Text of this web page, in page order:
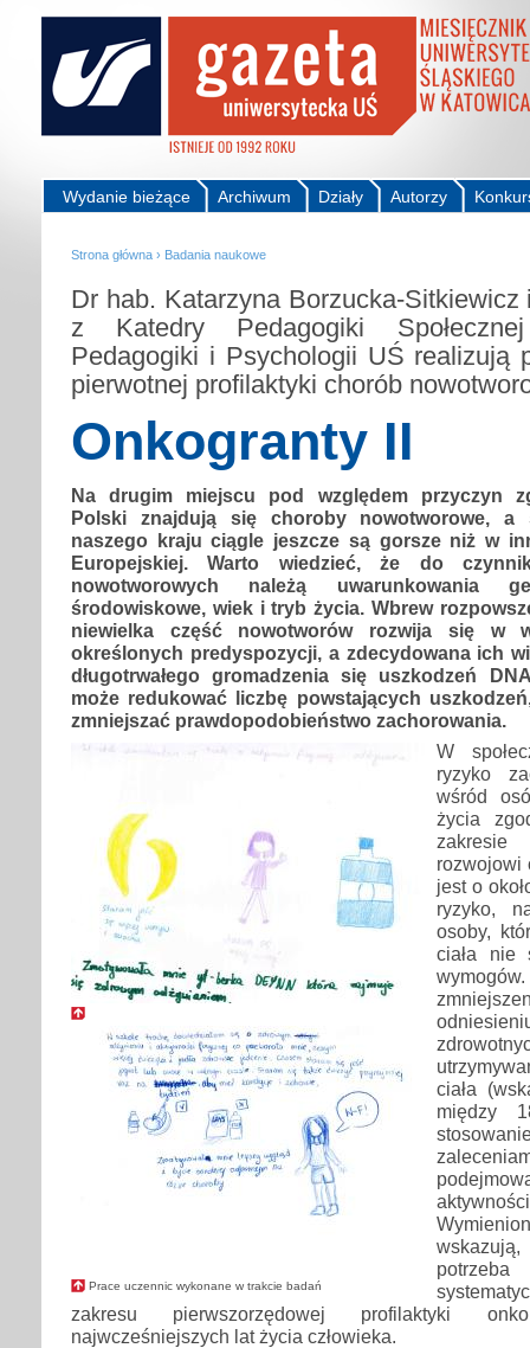
Autorzy
Działy
Archiwum
Wydanie bieżące
Strona główna › Badania naukowe
Dr hab. Katarzyna Borzucka-
z Katedry Pedagogiki
Pedagogiki i Psychologii UŚ realizują
pierwotnej profilaktyki chorób
Onkogranty II
Na drugim miejscu pod względem przyczyn
Polski znajdują się choroby nowotworowe, a
naszego kraju ciągle jeszcze są gorsze niż w
Europejskiej. Warto wiedzieć, że do
nowotworowych należą uwarunkowania
środowiskowe, wiek i tryb życia. Wbrew
niewielka część nowotworów rozwija się w
określonych predyspozycji, a zdecydowana ich
długotrwałego gromadzenia się uszkodzeń
może redukować liczbę powstających
zmniejszać prawdopodobieństwo zachorowania.
Prace uczennic wykonane w trakcie badań
W
ryzyko
wśród
życia
rozwojowi
jest o
ryzyko,
osoby,
ciała nie
ciała
między
zakresu pierwszorzędowej profilaktyki
najwcześniejszych lat życia człowieka.